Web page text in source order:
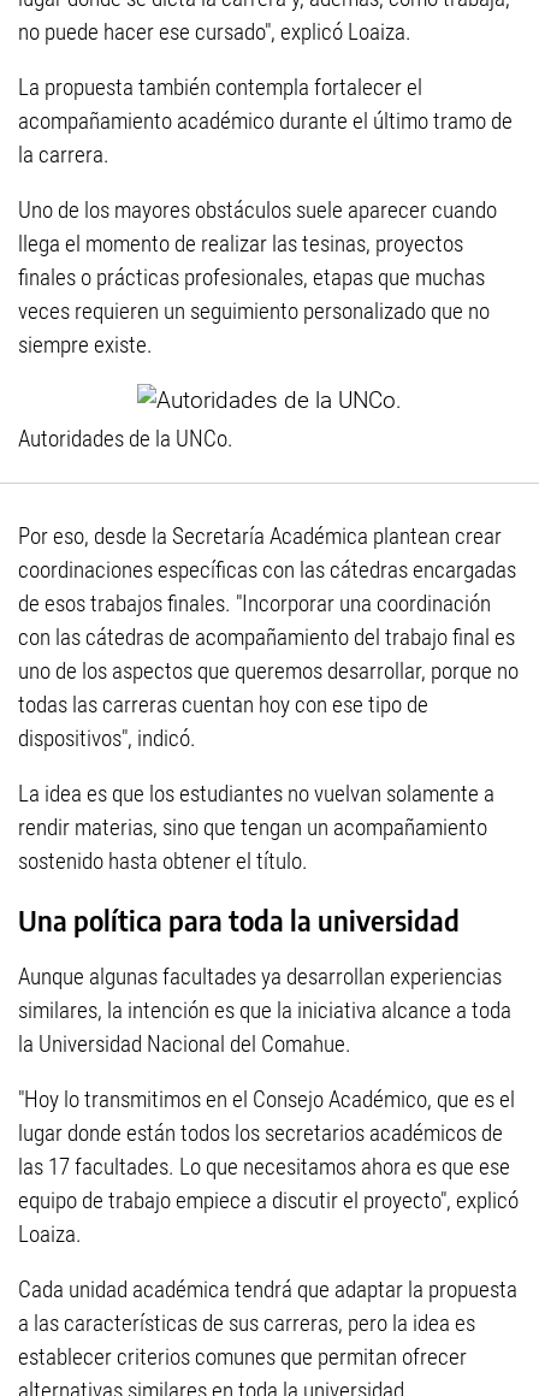
no puede hacer ese cursado", explicó Loaiza.
La propuesta también contempla fortalecer el
acompañamiento académico durante el último tramo de
la carrera.
Uno de los mayores obstáculos suele aparecer cuando
llega el momento de realizar las tesinas, proyectos
finales o prácticas profesionales, etapas que muchas
veces requieren un seguimiento personalizado que no
siempre existe.
Autoridades de la UNCo.
Por eso, desde la Secretaría Académica plantean crear
coordinaciones específicas con las cátedras encargadas
de esos trabajos finales. "Incorporar una coordinación
con las cátedras de acompañamiento del trabajo final es
uno de los aspectos que queremos desarrollar, porque no
todas las carreras cuentan hoy con ese tipo de
dispositivos", indicó.
La idea es que los estudiantes no vuelvan solamente a
rendir materias, sino que tengan un acompañamiento
sostenido hasta obtener el título.
Una política para toda la universidad
Aunque algunas facultades ya desarrollan experiencias
similares, la intención es que la iniciativa alcance a toda
la Universidad Nacional del Comahue.
"Hoy lo transmitimos en el Consejo Académico, que es el
lugar donde están todos los secretarios académicos de
las 17 facultades. Lo que necesitamos ahora es que ese
equipo de trabajo empiece a discutir el proyecto", explicó
Loaiza.
Cada unidad académica tendrá que adaptar la propuesta
a las características de sus carreras, pero la idea es
establecer criterios comunes que permitan ofrecer